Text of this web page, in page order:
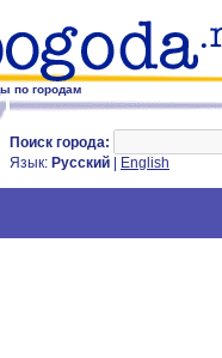
по городам
Поиск города:
Язык: Русский English